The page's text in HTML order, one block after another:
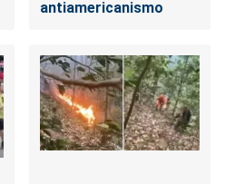
antiamericanismo